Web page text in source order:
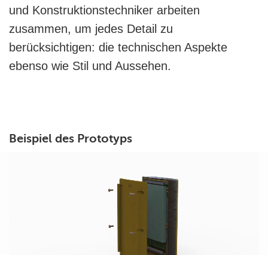
und Konstruktionstechniker arbeiten
zusammen, um jedes Detail zu
berücksichtigen: die technischen Aspekte
ebenso wie Stil und Aussehen.
Beispiel des Prototyps